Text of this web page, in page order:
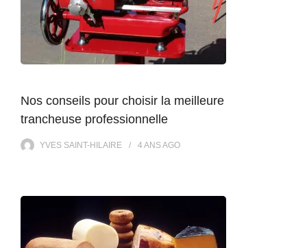
Nos conseils pour choisir la meilleure
trancheuse professionnelle
YVES SAINT-HILAIRE 4 ANSAGO